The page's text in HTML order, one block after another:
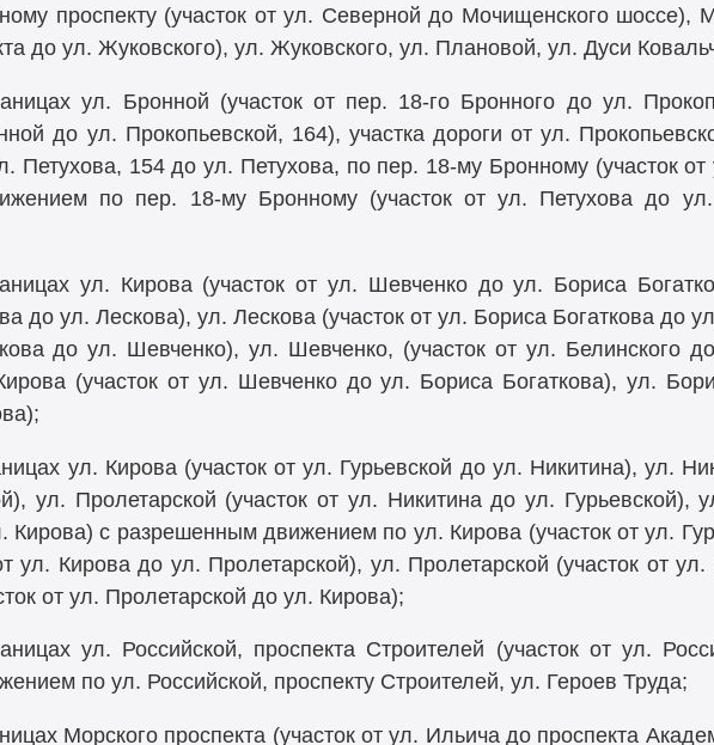
проспекту (участок от ул. Северной до Мочищенского шоссе),
до ул. Жуковского), ул. Жуковского, ул. Плановой, ул. Дуси
ул. Бронной (участок от пер. 18-го Бронного до ул.
до ул. Прокопьевской, 164), участка дороги от ул.
Петухова, 154 до ул. Петухова, по пер. 18-му Бронному (участок
по пер. 18-муБронному (участок от ул. Петухова до
ул. Кирова (участок от ул. Шевченко до ул. Бориса
до ул. Лескова), ул. Лескова (участок от ул. Бориса Богаткова до
до ул. Шевченко), ул. Шевченко, (участок от ул. Белинского
(участок от ул. Шевченко до ул. Бориса Богаткова), ул.
ул. Кирова (участок от ул. Гурьевской до ул. Никитина), ул.
ул. Пролетарской (участок от ул. Никитина до ул. Гурьевской),
Кирова) с разрешенным движением по ул. Кирова (участок от ул.
ул. Кирова до ул. Пролетарской), ул. Пролетарской (участок от
от ул. Пролетарской до ул. Кирова);
ул. Российской, проспекта Строителей (участок от ул.
по ул. Российской, проспекту Строителей, ул. Героев Труда;
Морского проспекта (участок от ул. Ильича до проспекта